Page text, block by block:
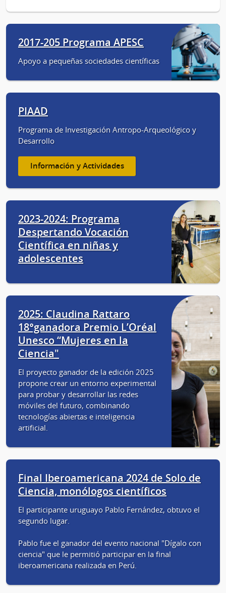
2017-205 Programa APESC
Apoyo a pequeñas sociedades científicas
PIAAD
Programa de Investigación Antropo-Arqueológico y
Desarrollo
Información y Actividades
2023-2024: Programa
Despertando Vocación
Científica en niñas y
adolescentes
2025: Claudina Rattaro
18°ganadora Premio L’Oréal
Unesco “Mujeres en la
Ciencia"
El proyecto ganador de la edición 2025
propone crear un entorno experimental
para probar y desarrollar las redes
móviles del futuro, combinando
tecnologías abiertas e inteligencia
artificial.
Final Iberoamericana 2024 de Solo de
Ciencia, monólogos científicos
El participante uruguayo Pablo Fernández, obtuvo el
segundo lugar.
Pablo fue el ganador del evento nacional "Dígalo con
ciencia" que le permitió participar en la final
iberoamericana realizada en Perú.